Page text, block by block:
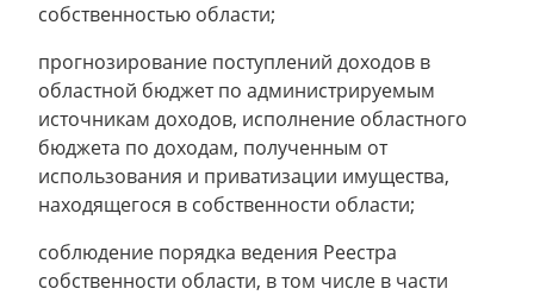
собственностью области;
прогнозирование поступлений доходов в
областной бюджет по администрируемым
источникам доходов, исполнение областного
бюджета по доходам, полученным от
использования и приватизации имущества,
находящегося в собственности области;
соблюдение порядка ведения Реестра
собственности области, в том числе в части